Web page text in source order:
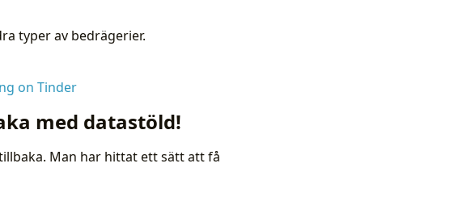
typer av bedrägerier.
on Tinder
med datastöld!
Man har hittat ett sätt att få